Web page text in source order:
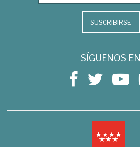
SUSCRIBIRSE
SÍGUENOS EN